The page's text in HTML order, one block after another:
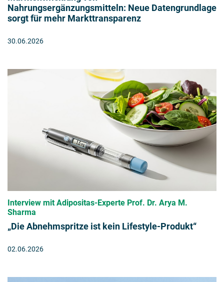
Nahrungsergänzungsmitteln: Neue Datengrundlage
sorgt für mehr Markttransparenz
30.06.2026
Interview mit Adipositas-Experte Prof. Dr. Arya M.
Sharma
„Die Abnehmspritze ist kein Lifestyle-Produkt“
02.06.2026